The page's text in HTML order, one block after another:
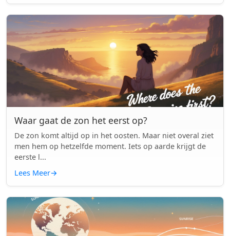
Waar gaat de zon het eerst op?
De zon komt altijd op in het oosten. Maar niet overal ziet
men hem op hetzelfde moment. Iets op aarde krijgt de
eerste l...
Lees Meer→